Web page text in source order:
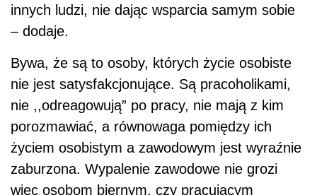
innych ludzi, nie dając wsparcia samym sobie
– dodaje.
Bywa, że są to osoby, których życie osobiste
nie jest satysfakcjonujące. Są pracoholikami,
nie ,,odreagowują” po pracy, nie mają z kim
porozmawiać, a równowaga pomiędzy ich
życiem osobistym a zawodowym jest wyraźnie
zaburzona. Wypalenie zawodowe nie grozi
więc osobom biernym, czy pracującym